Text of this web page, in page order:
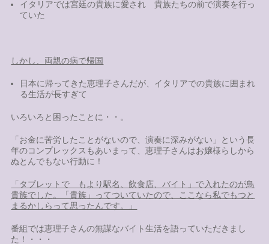
イタリアでは宮廷の貴族に愛され 貴族たちの前で演奏を行っ
ていた
しかし、両親の病で帰国
日本に帰ってきた恵理子さんだが、イタリアでの貴族に囲まれ
る生活が長すぎて
いろいろと困ったことに・・。
「お金に苦労したことがないので、演奏に深みがない」という長
年のコンプレックスもあいまって、恵理子さんはお嬢様らしから
ぬとんでもない行動に！
「タブレットで もより駅名、飲食店、バイト」で入れたのが鳥
貴族でした。「貴族」ってついていたので、ここなら私でもつと
まるかしらって思ったんです。」
番組では恵理子さんの無謀なバイト生活を語っていただきまし
た！・・・